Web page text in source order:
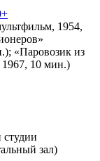
1954,
«Паровозик из
10 мин.)
студии
зал)